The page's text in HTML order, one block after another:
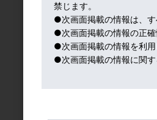
禁じます。
●次画面掲載の情報は、す
●次画面掲載の情報の正確
●次画面掲載の情報を利
●次画面掲載の情報に関